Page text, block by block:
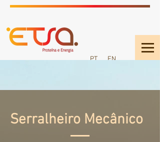
PT EN
Serralheiro Mecânico